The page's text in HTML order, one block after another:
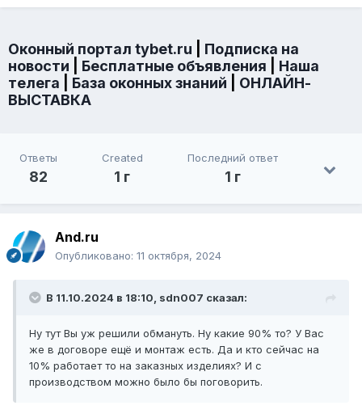
Оконный портал tybet.ru
Подписка на
новости
Бесплатные объявления
Наша
телега
База оконных знаний
ОНЛАЙН-
ВЫСТАВКА
Ответы
82
Created
1 г
Последний ответ
1 г
And.ru
Опубликовано: 11 октября, 2024
В 11.10.2024 в 18:10, sdn007 сказал:
Ну тут Вы уж решили обмануть. Ну какие 90% то? У Вас
же в договоре ещё и монтаж есть. Да и кто сейчас на
10% работает то на заказных изделиях? И с
производством можно было бы поговорить.